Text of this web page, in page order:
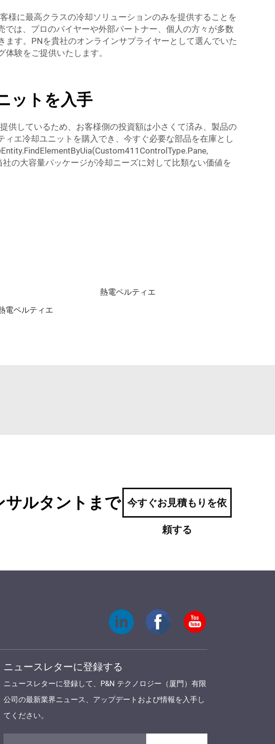
様に最高クラスの冷却ソリューションのみを提供することを
は、プロのバイヤーや外部パートナー、個人の方々が多数
す。PNを貴社のオンラインサプライヤーとして選んでいた
験をご提供いたします。
ットを入手
供しているため、お客様側の投資額は小さくて済み、製品の
エ冷却ユニットを購入でき、今すぐ必要な部品を在庫とし
の大容量パッケージが冷却ニーズに対して比類ない価値を
熱電ペルティエ
電ペルティエ
サルタントまで 今すぐお見積もりを依
頼する
ニュースレターに登録する
ニュースレターに登録して、P&N テクノロジー（厦門）有限
公司の最新業界ニュース、アップデートおよび情報を入手し
てください。